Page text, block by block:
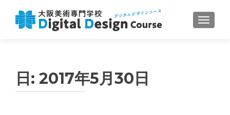
ナビゲ
日: 2017年5月30日